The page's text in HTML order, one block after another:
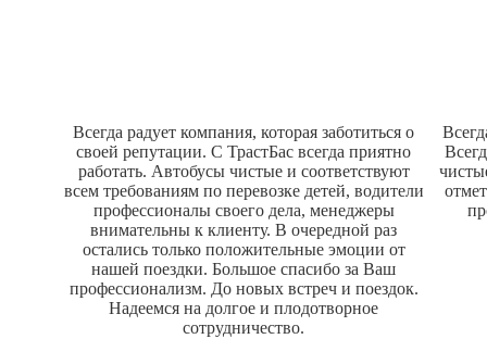
Всегда радует компания, которая заботиться о
своей репутации. С ТрастБас всегда приятно
работать. Автобусы чистые и соответствуют
всем требованиям по перевозке детей, водители
профессионалы своего дела, менеджеры
внимательны к клиенту. В очередной раз
остались только положительные эмоции от
нашей поездки. Большое спасибо за Ваш
профессионализм. До новых встреч и поездок.
Надеемся на долгое и плодотворное
сотрудничество.